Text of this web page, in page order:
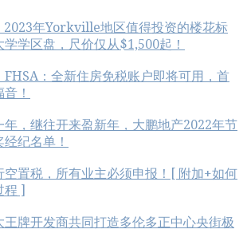
年Yorkville地区值得投资的楼花标
学区盘，尺价仅从$1,500起！
FHSA：全新住房免税账户即将可用，首
！
年，继往开来盈新年，大鹏地产2022年节
纪名单！
空置税，所有业主必须申报！[ 附加+如何
]
王牌开发商共同打造多伦多正中心央街极